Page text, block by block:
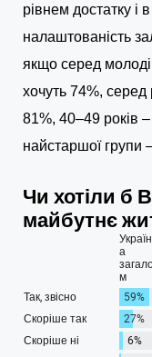
рівнем достатку і
налаштованість
якщо серед
хочуть 74%, серед
81%, 40–49 років
найстаршої групи